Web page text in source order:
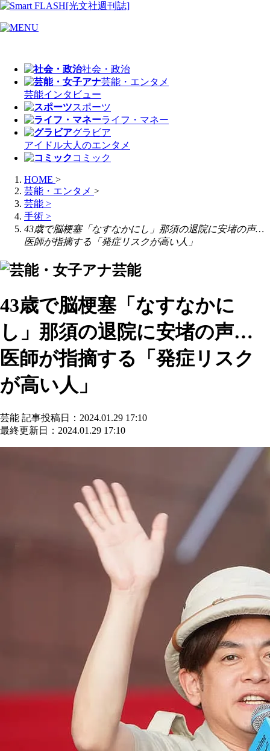
社会・政治
芸能・エンタメ
芸能インタビュー
スポーツ
ライフ・マネー
グラビア
アイドル大人のエンタメ
コミック
HOME >
芸能・エンタメ >
芸能 >
手術 >
43歳で脳梗塞「なすなかにし」那須の退院に安堵の声…
医師が指摘する「発症リスクが高い人」
芸能
43歳で脳梗塞「なすなかに
し」那須の退院に安堵の声…
医師が指摘する「発症リスク
が高い人」
芸能 記事投稿日：2024.01.29 17:10
最終更新日：2024.01.29 17:10